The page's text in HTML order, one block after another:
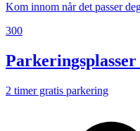
Kom innom når det passer
300
Parkeringsplasser
2 timer gratis parkering